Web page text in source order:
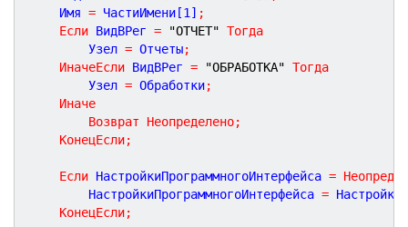
	Имя
= ЧастиИмени[1 ] ;
Если ВидВРег = "ОТЧЕТ" Тогда
		Узел
= Отчеты;
ИначеЕсли ВидВРег = "ОБРАБОТКА" Тогда
		Узел
= Обработки;
Иначе
Возврат
Неопределено;
КонецЕсли;
Если НастройкиПрограммногоИнтерфейса =
		НастройкиПрограммногоИнтерфейса
=
КонецЕсли;